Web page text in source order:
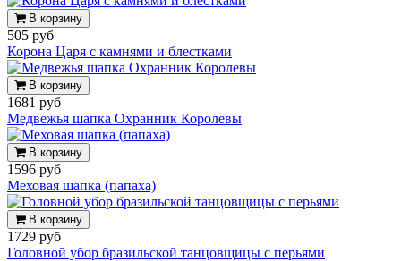
В корзину
505 руб
Корона Царя с камнями и блестками
В корзину
1681 руб
Медвежья шапка Охранник Королевы
В корзину
1596 руб
Меховая шапка (папаха)
В корзину
1729 руб
Головной убор бразильской танцовщицы с перьями